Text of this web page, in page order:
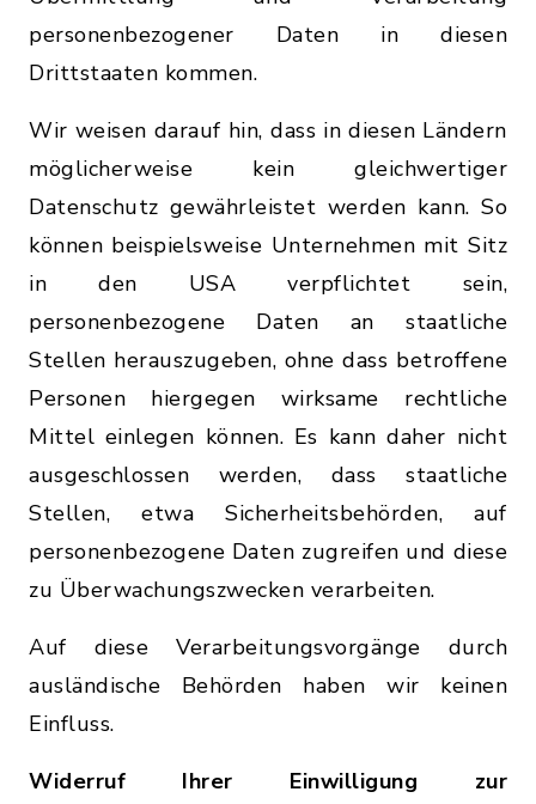
personenbezogener Daten in diesen
Drittstaaten kommen.
Wir weisen darauf hin, dass in diesen Ländern
möglicherweise kein gleichwertiger
Datenschutz gewährleistet werden kann. So
können beispielsweise Unternehmen mit Sitz
in den USA verpflichtet sein,
personenbezogene Daten an staatliche
Stellen herauszugeben, ohne dass betroffene
Personen hiergegen wirksame rechtliche
Mittel einlegen können. Es kann daher nicht
ausgeschlossen werden, dass staatliche
Stellen, etwa Sicherheitsbehörden, auf
personenbezogene Daten zugreifen und diese
zu Überwachungszwecken verarbeiten.
Auf diese Verarbeitungsvorgänge durch
ausländische Behörden haben wir keinen
Einfluss.
Widerruf Ihrer Einwilligung zur